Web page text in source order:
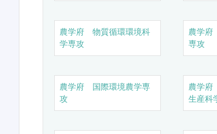
農学府 物質循環環境科
学専攻
農学
専攻
農学府 国際環境農学専
攻
農学
生産科